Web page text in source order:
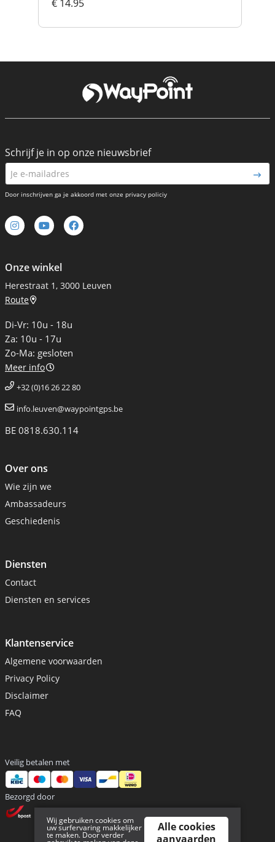
€ 14.95
Onze winkel
Herestraat 1, 3000 Leuven
Route
Di-Vr: 10u - 18u
Za: 10u - 17u
Zo-Ma: gesloten
Meer info
+32 (0)16 26 22 80
info.leuven@waypointgps.be
BE 0818.630.114
Over ons
Wie zijn we
Ambassadeurs
Geschiedenis
Diensten
Contact
Diensten en services
Klantenservice
Algemene voorwaarden
Privacy Policy
Disclaimer
FAQ
Schrijf je in op onze nieuwsbrief
Door inschrijven ga je akkoord met onze privacy policiy
Veilig betalen met
Bezorgd door
Wij gebruiken cookies om
uw surfervaring makkelijker
te maken. Door verder
Alle cookies
aanvaarden